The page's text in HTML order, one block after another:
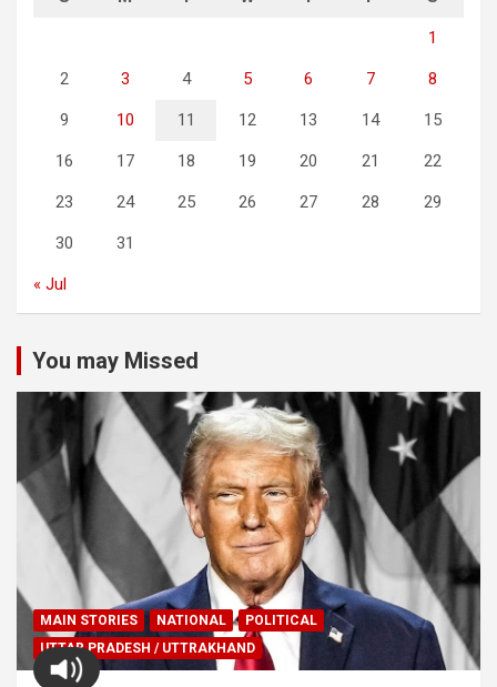
1
2 3 4 5 6 7 8
9 10 11 12 13 14 15
16 17 18 19 20 21 22
23 24 25 26 27 28 29
30 31
« Jul
You may Missed
MAIN STORIES NATIONAL
POLITICAL
UTTAR PRADESH / UTTRAKHAND